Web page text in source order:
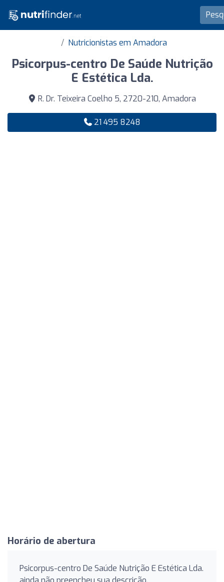
Nutricionistas em Amadora
Psicorpus-centro De Saúde Nutrição
E Estética Lda.
R. Dr. Teixeira Coelho 5, 2720-210, Amadora
21 495 8248
Horário de abertura
Psicorpus-centro De Saúde Nutrição E Estética Lda.